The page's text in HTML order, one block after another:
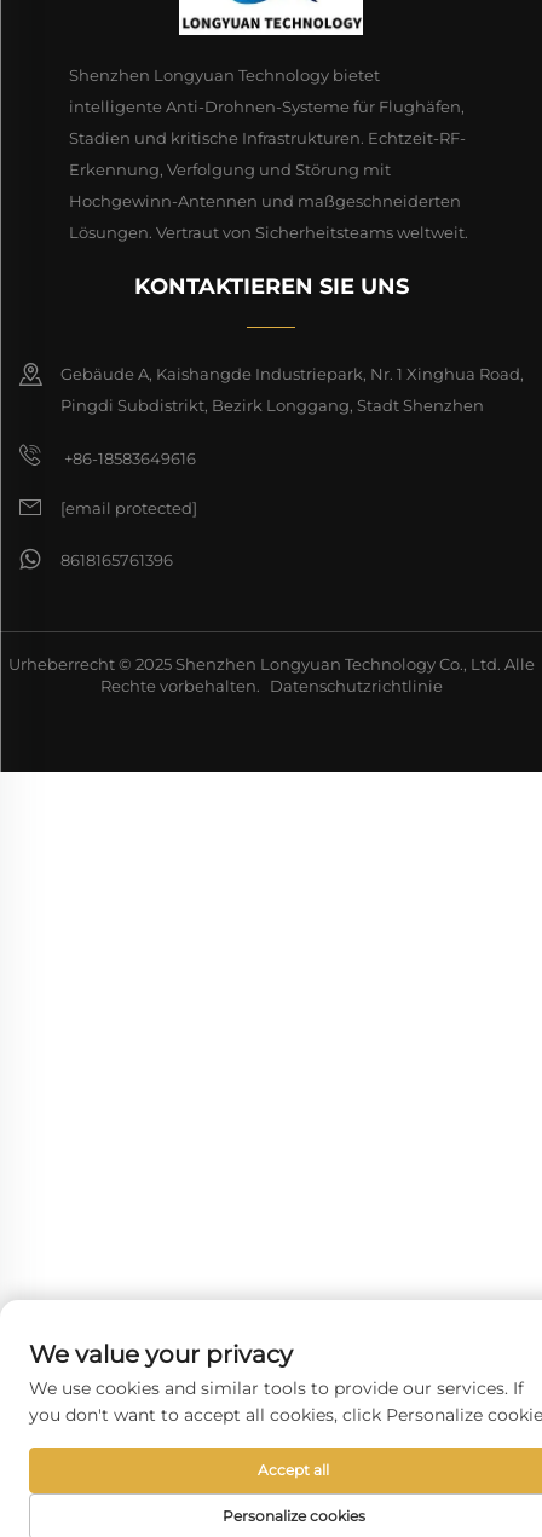
Shenzhen Longyuan Technology bietet
intelligente Anti-Drohnen-Systeme für Flughäfen,
Stadien und kritische Infrastrukturen. Echtzeit-RF-
Erkennung, Verfolgung und Störung mit
Hochgewinn-Antennen und maßgeschneiderten
Lösungen. Vertraut von Sicherheitsteams weltweit.
KONTAKTIEREN SIE UNS
Gebäude A, Kaishangde Industriepark, Nr. 1 Xinghua Road,
Pingdi Subdistrikt, Bezirk Longgang, Stadt Shenzhen
+86-18583649616
[email protected]
8618165761396
Urheberrecht © 2025 Shenzhen Longyuan Technology Co., Ltd. Alle
Rechte vorbehalten.
Datenschutzrichtlinie
We value your privacy
We use cookies and similar tools to provide our services. If
you don't want to accept all cookies, click Personalize
Personalize cookies
Accept all